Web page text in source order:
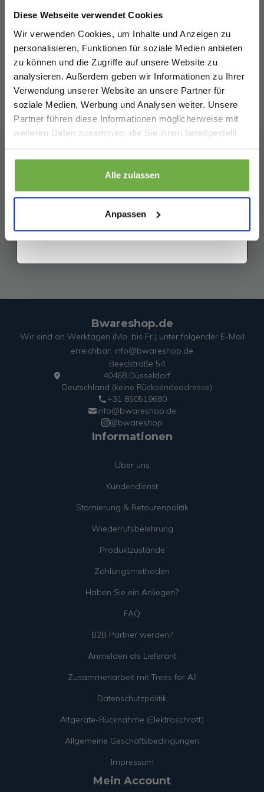
Diese Webseite verwendet Cookies
Wir verwenden Cookies, um Inhalte und Anzeigen zu
personalisieren, Funktionen für soziale Medien anbieten
zu können und die Zugriffe auf unsere Website zu
analysieren. Außerdem geben wir Informationen zu Ihrer
Verwendung unserer Website an unsere Partner für
soziale Medien, Werbung und Analysen weiter. Unsere
Partner führen diese Informationen möglicherweise mit
weiteren Daten zusammen, die Sie ihnen bereitgestellt
gesammelt haben.
Alle zulassen
Anpassen
Aufblasbar - Wasserspielzeug Baby -
Geschenk für die Mutterschaft -
Clownfisch
7,99 €
2,99 €
-63%
BewertungenvonTrusted Shops
Abonnieren Sie unseren
Newsletter
Bleiben Sie auf dem Laufenden über unsere neuesten
Bwareshop.de
Wir sind an Werktagen (Mo. bis Fr.) unter folgender E-Mail
erreichbar: info@bwareshop.de
Beedstraße 54
40468 Düsseldorf
Deutschland (keine Rücksendeadresse)
+31 850519680
info@bwareshop.de
@bwareshop
Informationen
Über uns
Kundendienst
Stornierung & Retourenpolitik
Wiederrufsbelehrung
Produktzustände
Zahlungsmethoden
Haben Sie ein Anliegen?
FAQ
B2B Partner werden?
Anmelden als Lieferant
Zusammenarbeit mit Trees for All
Datenschutzpolitik
Altgeräte-Rücknahme (Elektroschrott)
Allgemeine Geschäftsbedingungen
Impressum
Mein Account
Rabatten bis zu 70%.
Geburtstag
Sicher dir 5 € Rabatt
Wenn du dich anmeldest, erklärst du dich damit einverstanden, Angebote
erhalten. Außerdem stimmst du unserer
Datenschutzerklärung